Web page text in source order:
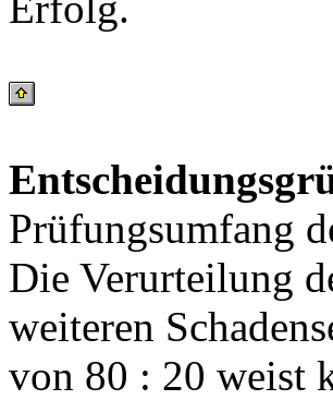
Prüfungsumfang
Die Verurteilung
weiteren
von 80 : 20 weist